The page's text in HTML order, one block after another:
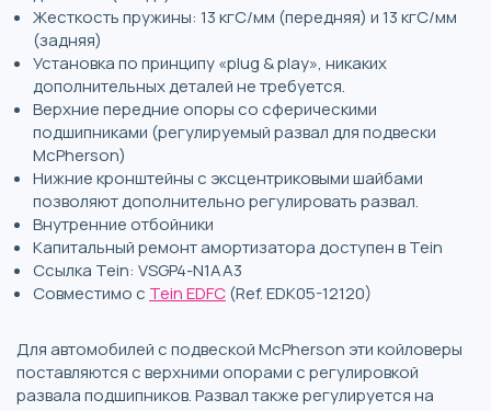
Жесткость пружины: 13 кгС/мм (передняя) и 13 кгС/мм
(задняя)
Установка по принципу «plug & play», никаких
дополнительных деталей не требуется.
Верхние передние опоры со сферическими
подшипниками (регулируемый развал для подвески
McPherson)
Нижние кронштейны с эксцентриковыми шайбами ​​
позволяют дополнительно регулировать развал.
Внутренние отбойники
Капитальный ремонт амортизатора доступен в Tein
Ссылка Tein: VSGP4-N1AA3
Совместимо с Tein EDFC(Ref. EDK05-12120)
Для автомобилей с подвеской McPherson эти койловеры
поставляются с верхними опорами с регулировкой
развала подшипников. Развал также регулируется на